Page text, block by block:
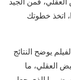
اتخذ خطوتك
يوضح النتائج
العقلي، ما